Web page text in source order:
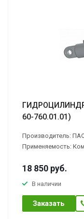
ГИДРОЦИЛИНДР
60-760.01.01)
Производитель:
Применяемость:
18 850 руб.
В наличии
Заказать